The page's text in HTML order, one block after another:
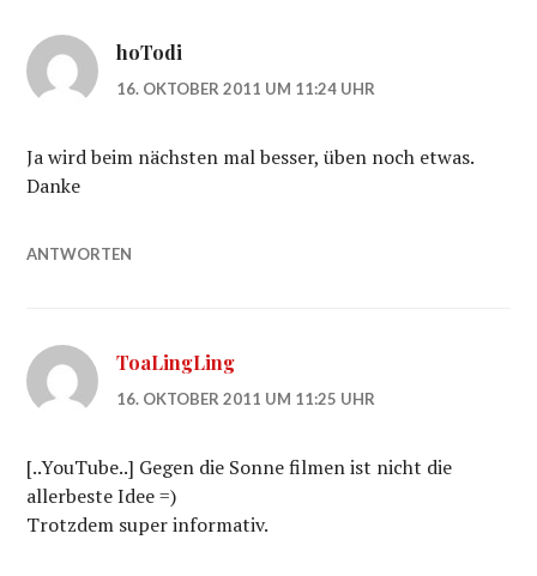
hoTodi
16. OKTOBER 2011 UM 11:24 UHR
Ja wird beim nächsten mal besser, üben noch etwas.
Danke
ANTWORTEN
ToaLingLing
16. OKTOBER 2011 UM 11:25 UHR
[..YouTube..] Gegen die Sonne filmen ist nicht die
allerbeste Idee =)
Trotzdem super informativ.